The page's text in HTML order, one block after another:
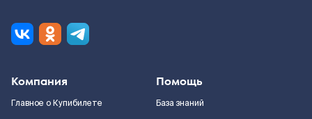
Компания
Главное о Купибилете
Помощь
База знаний